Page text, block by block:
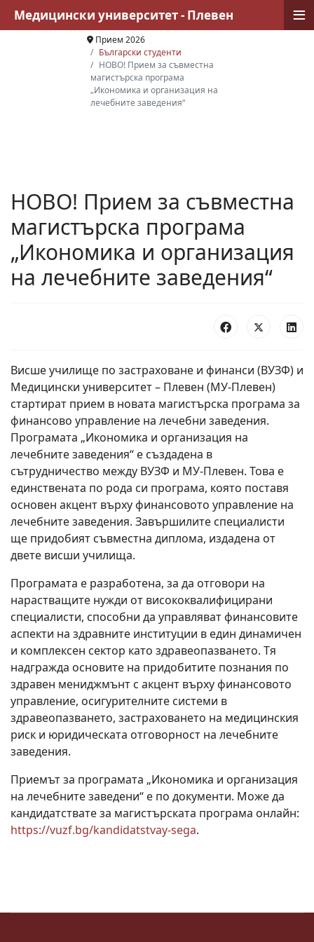
Прием 2026
Български студенти
НОВО! Прием за съвместна
магистърска програма
„Икономика и организация на
лечебните заведения“
НОВО! Прием за съвместна
магистърска програма
„Икономика и организация
на лечебните заведения“
Висше училище по застраховане и финанси (ВУЗФ) и
Медицински университет – Плевен (МУ-Плевен)
стартират прием в новата магистърска програма за
финансово управление на лечебни заведения.
Програмата „Икономика и организация на
лечебните заведения“ е създадена в
сътрудничество между ВУЗФ и МУ-Плевен. Това е
единствената по рода си програма, която поставя
основен акцент върху финансовото управление на
лечебните заведения. Завършилите специалисти
ще придобият съвместна диплома, издадена от
двете висши училища.
Програмата е разработена, за да отговори на
нарастващите нужди от висококвалифицирани
специалисти, способни да управляват финансовите
аспекти на здравните институции в един динамичен
и комплексен сектор като здравеопазването. Тя
надгражда основите на придобитите познания по
здравен мениджмънт с акцент върху финансовото
управление, осигурителните системи в
здравеопазването, застраховането на медицинския
риск и юридическата отговорност на лечебните
заведения.
Приемът за програмата „Икономика и организация
на лечебните заведени“ е по документи. Може да
кандидатствате за магистърската програма онлайн:
https://vuzf.bg/kandidatstvay-sega.
Медицински университет - Плевен ≡